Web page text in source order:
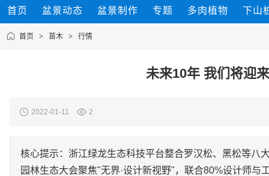
首页 盆景动态 盆景制作 专题 多肉植物 下山
首页 > 苗木 > 行情
未来10年 我们将迎
2022-01-11 2
核心提示：浙江绿龙生态科技平台整合罗汉松、黑松等八
园林生态大会聚焦"无界·设计新视野"，联合80%设计师